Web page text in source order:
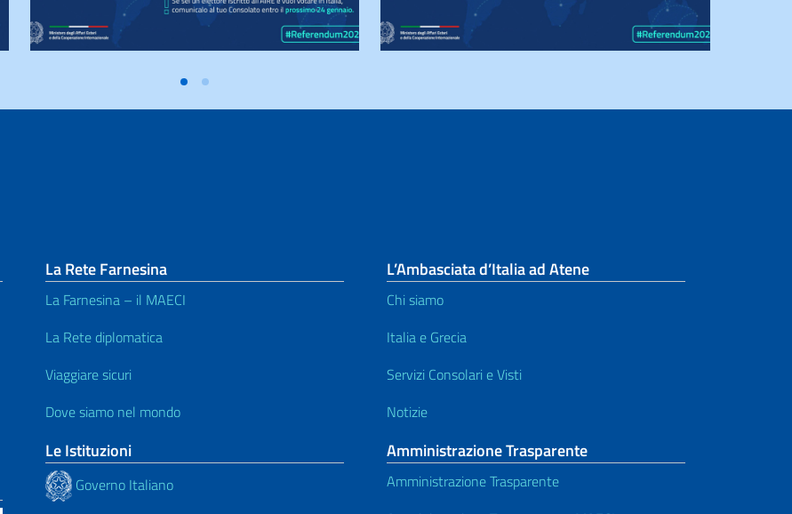
altre informazioni utili
Pensioni e sicurezza sociale
autocertificazioni
Studi in Italia
Tariffa consolare - Pagamenti
Traduzione e legalizzazione dei
documenti
Voto all'estero
La Rete Farnesina
La Farnesina – il MAECI
La Rete diplomatica
Viaggiare sicuri
Dove siamo nel mondo
Le Istituzioni
Governo Italiano
L’Ambasciata d’Italia ad Atene
Chi siamo
Italia e Grecia
Servizi Consolari e Visti
Notizie
Amministrazione Trasparente
Amministrazione Trasparente